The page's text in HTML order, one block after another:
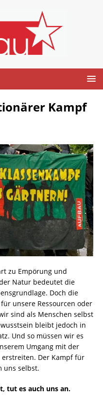
Kampf
zu Empörung und
Natur bedeutet die
Doch die
unsere Ressourcen oder
sind als Menschen selbst
bleibt jedoch in
Und so müssen wir es
Umgang mit der
Der Kampf für
uns selbst.
tut es auch uns an.